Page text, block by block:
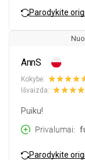
Parodykite
AnnS
Kokybė:
Išvaizda:
Puiku!
Privalumai
Parodykite